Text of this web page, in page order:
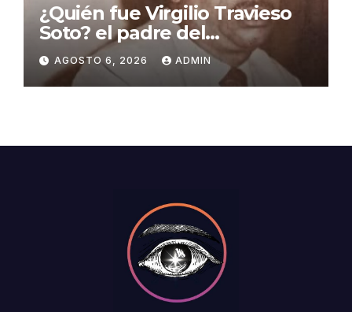
¿Quién fue Virgilio Travieso
Soto? el padre del
baloncesto dominicano
AGOSTO 6, 2026 ADMIN